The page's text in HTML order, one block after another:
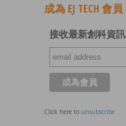
成為 EJ TECH 會員
接收最新創科資訊
Click here to unsubscribe